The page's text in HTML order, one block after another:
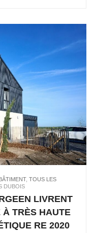
, TOUS LES
DUBOIS
LIVRENT
TRÈS HAUTE
RE 2020